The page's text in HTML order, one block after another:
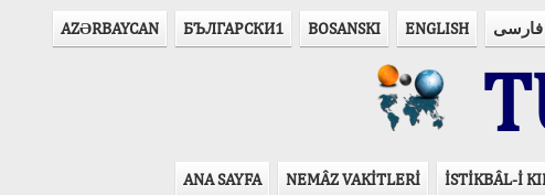
AZӘRBAYCAN БЪЛГАРСКИ1 BOSANSKI ENGLISH فارسی
ANA SAYFA NEMÂZ VAKİTLERİ İSTİKBÂL-İ